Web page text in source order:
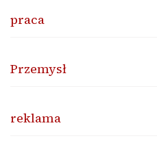
praca
Przemysł
reklama